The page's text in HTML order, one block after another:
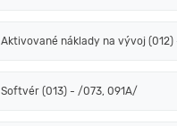
Aktivované náklady na vývoj
Softvér (013) - /073, 091A/